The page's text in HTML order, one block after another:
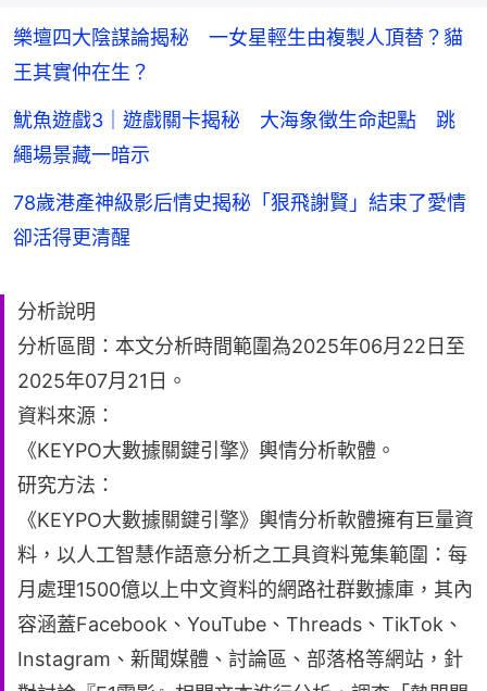
樂壇四大陰謀論揭秘 一女星輕生由複製人頂替？貓
王其實仲在生？
魷魚遊戲3｜遊戲關卡揭秘 大海象徵生命起點 跳
繩場景藏一暗示
78歲港產神級影后情史揭秘「狠飛謝賢」結束了愛情
卻活得更清醒
分析說明
分析區間：本文分析時間範圍為2025年06月22日至
2025年07月21日。
資料來源：
《KEYPO大數據關鍵引擎》輿情分析軟體。
研究方法：
《KEYPO大數據關鍵引擎》輿情分析軟體擁有巨量資
料，以人工智慧作語意分析之工具資料蒐集範圍：每
月處理1500億以上中文資料的網路社群數據庫，其內
容涵蓋Facebook、YouTube、Threads、TikTok、
Instagram、新聞媒體、討論區、部落格等網站，針